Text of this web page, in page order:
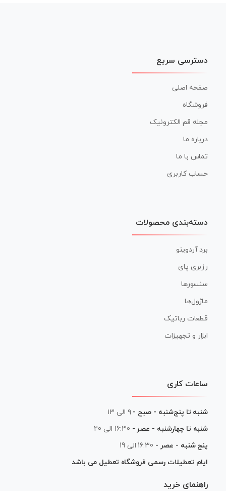
دسترسی سریع
صفحه اصلی
فروشگاه
مجله قم الکترونیک
درباره ما
تماس با ما
حساب کاربری
دسته‌بندی محصولات
برد آردوینو
رزبری پای
سنسورها
ماژول‌ها
قطعات رباتیک
ابزار و تجهیزات
ساعات کاری
شنبه تا پنج‌شنبه - صبح - ۹ الی ۱۳
شنبه تا چهارشنبه - عصر - 16:30 الی 20
پنج شنبه - عصر - 16:30 الی 19
ایام تعطیلات رسمی فروشگاه تعطیل می باشد
راهنمای خرید